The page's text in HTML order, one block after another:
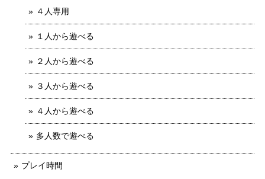
４人専用
１人から遊べる
２人から遊べる
３人から遊べる
４人から遊べる
多人数で遊べる
プレイ時間